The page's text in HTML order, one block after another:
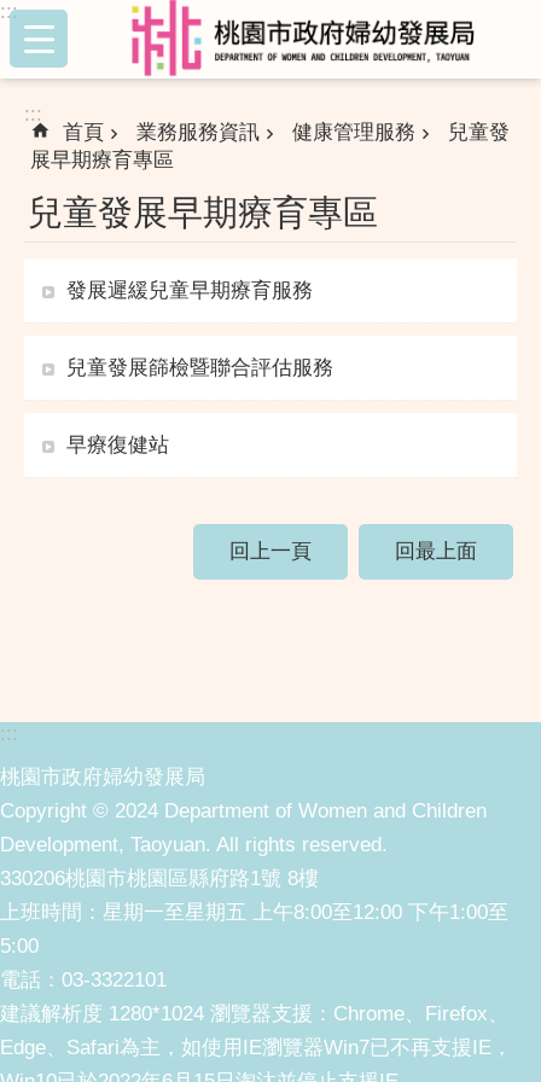
跳到主要內容區塊
:::
:::
首頁 業務服務資訊 健康管理服務
兒童發
展早期療育專區
兒童發展早期療育專區
發展遲緩兒童早期療育服務
兒童發展篩檢暨聯合評估服務
早療復健站
回上一頁 回最上面
:::
桃園市政府婦幼發展局
Copyright © 2024 Department of Women and Children
Development, Taoyuan. All rights reserved.
330206桃園市桃園區縣府路1號 8樓
上班時間：星期一至星期五 上午8:00至12:00 下午1:00至
5:00
電話：03-3322101
建議解析度 1280*1024 瀏覽器支援：Chrome、Firefox、
Edge、Safari為主，如使用IE瀏覽器Win7已不再支援IE，